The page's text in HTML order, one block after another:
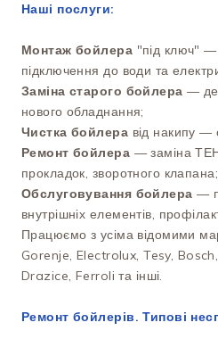
Наші послуги:
Монтаж бойлера "під ключ" —
підключення до води та
Заміна старого бойлера —
нового обладнання;
Чистка бойлера від накипу
Ремонт бойлера — заміна
прокладок, зворотного клапана;
Обслуговування бойлера —
внутрішніх елементів,
Працюємо з усіма відомими
Gorenje, Electrolux, Tesy,
Drazice, Ferroli та інші.
Ремонт бойлерів. Типові